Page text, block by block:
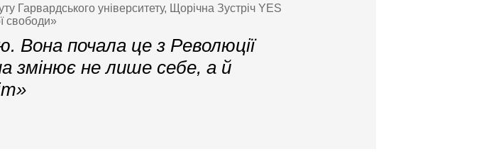
Гарвардського університету, Щорічна Зустріч YES
свободи»
Вона почала це з Революції
змінює не лише себе, а й